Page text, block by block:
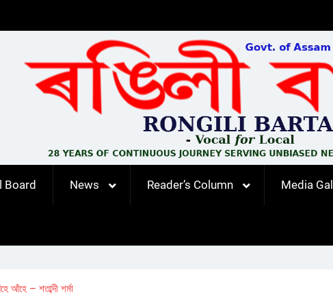
Board News Reader’s Column Media
আঁহে – শতাব্দী শৰ্মা